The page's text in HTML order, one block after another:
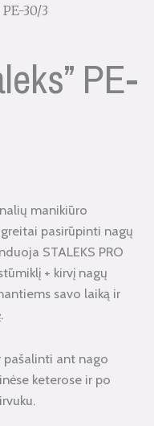
30/3
PE-
manikiūro
pasirūpinti nagų
STALEKS PRO
+ kirvį nagų
savo laiką ir
ant nago
keterose ir po